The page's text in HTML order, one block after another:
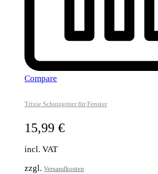
Compare
Trixie Schutzgitter für Fenster
15,99 €
incl. VAT
zzgl. Versandkosten